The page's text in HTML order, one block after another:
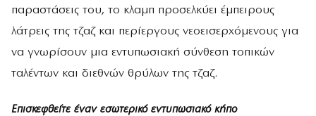
παραστάσεις του, το κλαμπ προσελκύει έμπειρους
λάτρεις της τζαζ και περίεργους νεοεισερχόμενους για
να γνωρίσουν μια εντυπωσιακή σύνθεση τοπικών
ταλέντων και διεθνών θρύλων της τζαζ.
Επισκεφθείτε έναν εσωτερικό εντυπωσιακό κήπο